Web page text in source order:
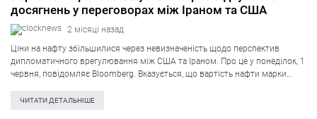
досягнень у переговорах між Іраном та США
2 місяці назад
Ціни на нафту збільшилися через невизначеність щодо перспектив
дипломатичного врегулювання між США та Іраном. Про це у понеділок, 1
червня, повідомляє Bloomberg. Вказується, що вартість нафти марки
завершення торгів…
ЧИТАТИ ДЕТАЛЬНІШЕ